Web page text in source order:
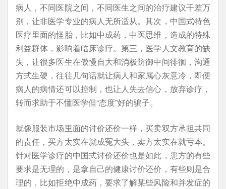
病人，不同医院之间，不同医生之间的治疗建议千差万
别，让非医学专业的病人无所适从。其次，中国式特色
医疗里面的怪胎，比如中成药，中医思维，造成的特殊
利益群体，影响着临床诊疗。第三，医学人文教育的缺
失，让很多医生在傲慢自大和消极防御中间徘徊，沟通
方式生硬，往往几句话就让病人和家属心灰意冷，即便
病人的病情还可以控制，也让人失去信心，放弃诊疗，
转而求助于不懂医学但“态度”好的骗子。
就像服装市场里面的讨价还价一样，买卖双方承担共同
的责任，买方太实在就成冤大头，卖方太实在就亏本。
针对医学诊疗的中国式讨价还价也是如此，患方的有些
要求是无理的，是拿自己的健康讨价还价，有些则是合
理的，比如拒绝中成药，要求了解某些风险和并发症的